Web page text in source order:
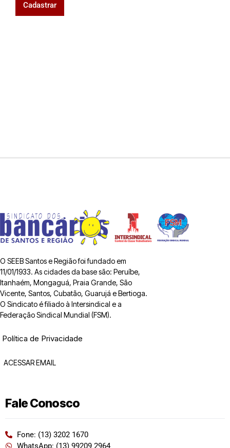
Cadastrar
O SEEB Santos e Região foi fundado em
11/01/1933. As cidades da base são: Peruíbe,
Itanhaém, Mongaguá, Praia Grande, São
Vicente, Santos, Cubatão, Guarujá e Bertioga.
O Sindicato é filiado à Intersindical e a
Federação Sindical Mundial (FSM).
Política de Privacidade
ACESSAR EMAIL
Fale Conosco
Fone: (13) 3202 1670
WhatsApp: (13) 99209 2964